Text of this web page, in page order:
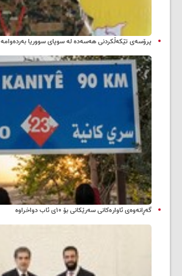
پرۆسەی تێکەڵکردنی هەسەدە لە سوپای سووریا بەردەوامە
گەڕانەوەی ئاوارەکانی سەرێکانی بۆ ۱۰ی ئاب دواخراوە